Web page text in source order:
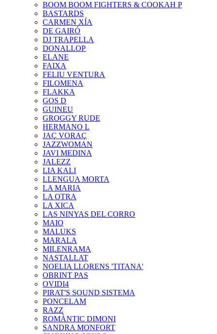
BOOM BOOM FIGHTERS & COOKAH P
BASTARDS
CARMEN XÍA
DE GAIRÓ
DJ TRAPELLA
DONALLOP
ELANE
FAIXA
FELIU VENTURA
FILOMENA
FLAKKA
GOS D
GUINEU
GROGGY RUDE
HERMANO L
JAÇ VORAÇ
JAZZWOMAN
JAVI MEDINA
JALEZZ
LIA KALI
LLENGUA MORTA
LA MARIA
LA OTRA
LA XICA
LAS NINYAS DEL CORRO
MAIO
MALUKS
MARALA
MILENRAMA
NASTALLAT
NOELIA LLORENS 'TITANA'
OBRINT PAS
OVIDI4
PIRAT'S SOUND SISTEMA
PONCELAM
RAZZ
ROMÀNTIC DIMONI
SANDRA MONFORT